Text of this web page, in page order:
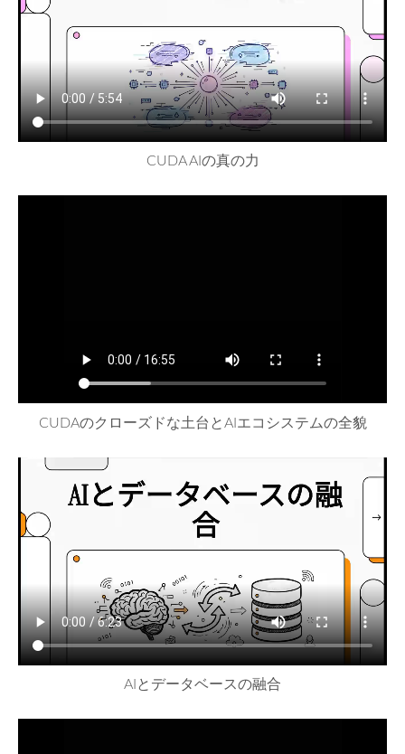
CUDA AIの真の力
CUDAのクローズドな土台とAIエコシステムの全貌
AIとデータベースの融合